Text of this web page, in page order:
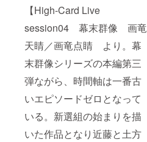
【High-Card Live
session04 幕末群像 画竜
天睛／画竜点睛 より。幕
末群像シリーズの本編第三
弾ながら、時間軸は一番古
いエピソードゼロとなって
いる。新選組の始まりを描
いた作品となり近藤と土方